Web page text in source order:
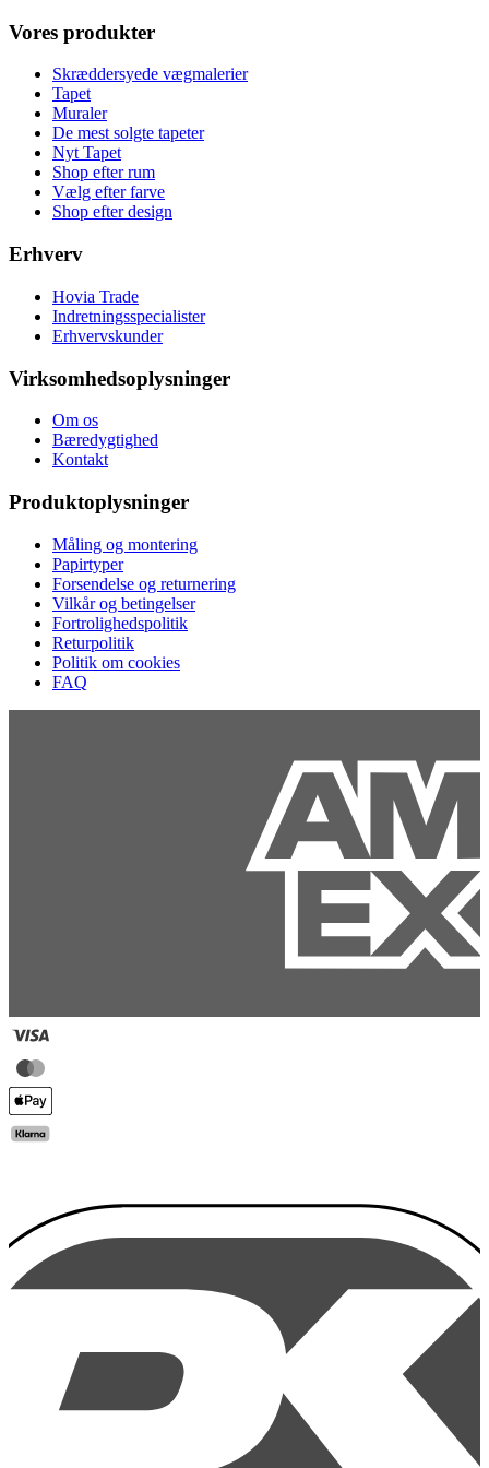
Vores produkter
Skræddersyede vægmalerier
Tapet
Muraler
De mest solgte tapeter
Nyt Tapet
Shop efter rum
Vælg efter farve
Shop efter design
Erhverv
Hovia Trade
Indretningsspecialister
Erhvervskunder
Virksomhedsoplysninger
Om os
Bæredygtighed
Kontakt
Produktoplysninger
Måling og montering
Papirtyper
Forsendelse og returnering
Vilkår og betingelser
Fortrolighedspolitik
Returpolitik
Politik om cookies
FAQ